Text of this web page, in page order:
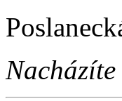
Nacházíte